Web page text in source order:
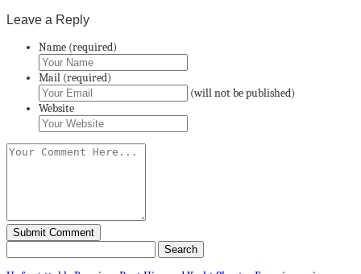
Leave a Reply
Name (required)
Mail (required)
(will not be published)
Website